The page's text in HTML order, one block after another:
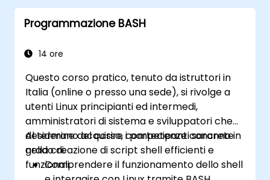
operazioni e gestire i sistemi.
Programmazione BASH
14 ore
Questo corso pratico, tenuto da istruttori in
Italia (online o presso una sede), si rivolge a
utenti Linux principianti ed intermedi,
amministratori di sistema e sviluppatori che
desiderano acquisire competenze concrete
nella creazione di script shell efficienti e
funzionali.
Al termine del corso, i partecipanti saranno in
grado di:
Comprendere il funzionamento dello shell